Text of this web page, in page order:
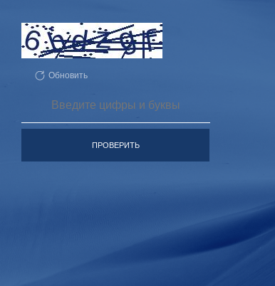
Обновить
ПРОВЕРИТЬ